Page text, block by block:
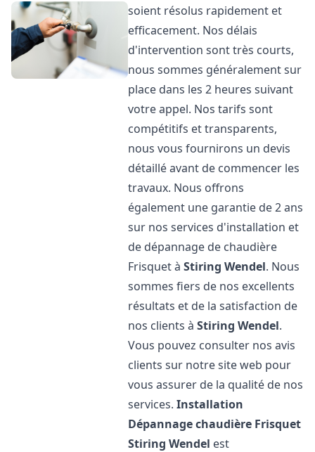
soient résolus rapidement et
efficacement. Nos délais
d'intervention sont très courts,
nous sommes généralement sur
place dans les 2 heures suivant
votre appel. Nos tarifs sont
compétitifs et transparents,
nous vous fournirons un devis
détaillé avant de commencer les
travaux. Nous offrons
également une garantie de 2 ans
sur nos services d'installation et
de dépannage de chaudière
Frisquet àStiring Wendel. Nous
sommes fiers de nos excellents
résultats et de la satisfaction de
nos clients àStiring Wendel.
Vous pouvez consulter nos avis
clients sur notre site web pour
vous assurer de la qualité de nos
services.Installation
Dépannage chaudière Frisquet
Stiring Wendel est